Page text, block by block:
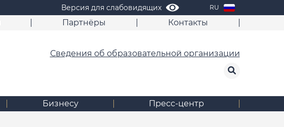
Версия для слабовидящих RU
Партнёры Контакты
Сведения об образовательной организации
Бизнесу Пресс-центр